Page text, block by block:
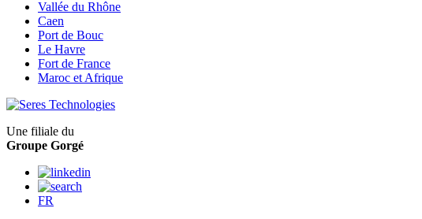
Vallée du Rhône
Caen
Port de Bouc
Le Havre
Fort de France
Maroc et Afrique
Une filiale du
Groupe Gorgé
FR